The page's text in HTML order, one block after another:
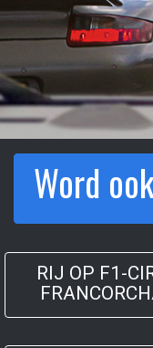
Word
RIJ OP F1-